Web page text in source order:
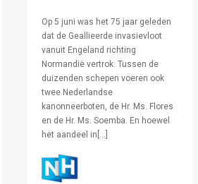
Op 5 juni was het 75 jaar geleden
dat de Geallieerde invasievloot
vanuit Engeland richting
Normandië vertrok. Tussen de
duizenden schepen voeren ook
twee Nederlandse
kanonneerboten, de Hr. Ms. Flores
en de Hr. Ms. Soemba. En hoewel
het aandeel in[…]